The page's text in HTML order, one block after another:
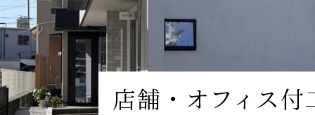
店舗・オフィス